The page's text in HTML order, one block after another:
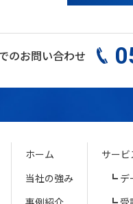
のお問い合わせ
ホーム
当社の強み
サービ
デ